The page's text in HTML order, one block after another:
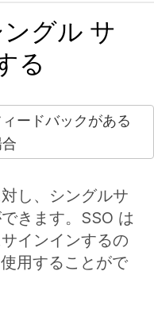
グル サ
る
ィードバックがある
し、シングルサ
きます。SSO は
インインするの
用することがで